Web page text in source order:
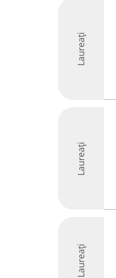
Laureați
Laureați
Laureați